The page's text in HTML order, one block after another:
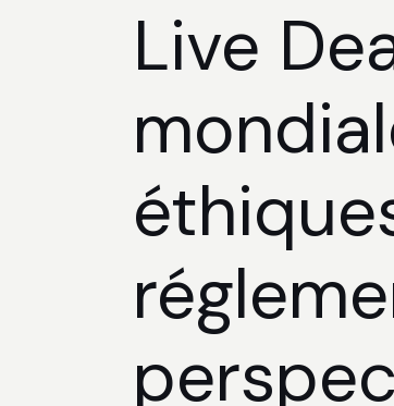
Live